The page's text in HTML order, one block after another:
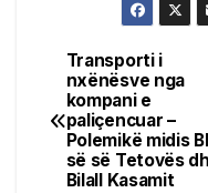
Post
navigation
Transporti i
nxënësve nga
kompani e
paliçencuar –
Polemikë midis
së së Tetovës
Bilall Kasamit